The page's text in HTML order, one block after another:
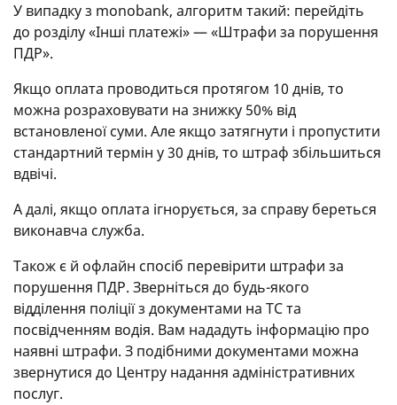
У випадку з monobank, алгоритм такий: перейдіть
до розділу «Інші платежі» — «Штрафи за порушення
ПДР».
Якщо оплата проводиться протягом 10 днів, то
можна розраховувати на знижку 50% від
встановленої суми. Але якщо затягнути і пропустити
стандартний термін у 30 днів, то штраф збільшиться
вдвічі.
А далі, якщо оплата ігнорується, за справу береться
виконавча служба.
Також є й офлайн спосіб перевірити штрафи за
порушення ПДР. Зверніться до будь-якого
відділення поліції з документами на ТС та
посвідченням водія. Вам нададуть інформацію про
наявні штрафи. З подібними документами можна
звернутися до Центру надання адміністративних
послуг.